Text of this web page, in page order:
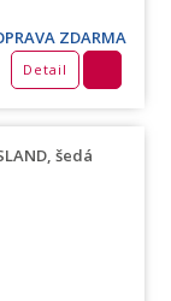
ZDARMA
Detail
šedá